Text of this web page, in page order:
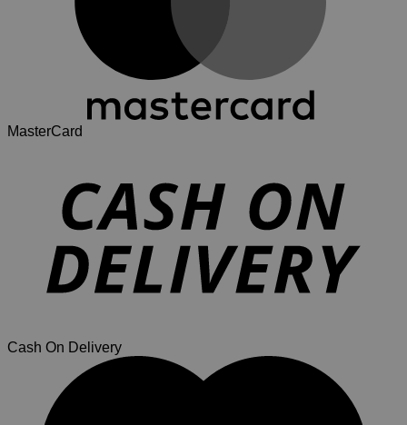
MasterCard
Cash On Delivery